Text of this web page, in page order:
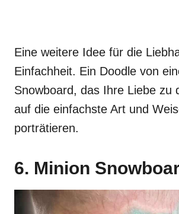
Eine weitere Idee für die
Einfachheit. Ein Doodle von
Snowboard, das Ihre Liebe zu
auf die einfachste Art und
porträtieren.
6. Minion